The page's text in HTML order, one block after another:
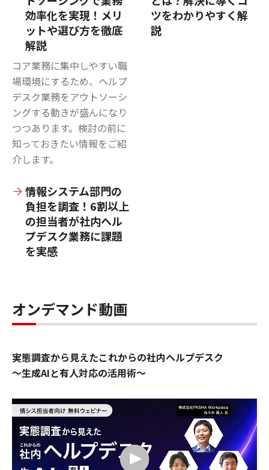
効率化を実現！メリ
ットや選び方を徹底
解説
コア業務に集中しやすい職
場環境にするため、ヘルプ
デスク業務をアウトソーシ
ングする動きが盛んになり
つつあります。検討の前に
知っておきたい情報をご紹
介します。
ツをわかりやすく解
説
情報システム部門の
負担を調査！6割以上
の担当者が社内ヘル
プデスク業務に課題
を実感
オンデマンド動画
実態調査から見えたこれからの社内ヘルプデスク
～生成AIと有人対応の活用術～